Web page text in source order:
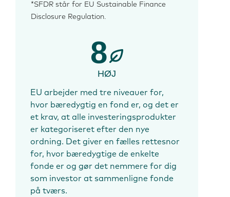
*SFDR står for EU Sustainable Finance
Disclosure Regulation.
8
HØJ
EU arbejder med tre niveauer for,
hvor bæredygtig en fond er, og det er
et krav, at alle investeringsprodukter
er kategoriseret efter den nye
ordning. Det giver en fælles rettesnor
for, hvor bæredygtige de enkelte
fonde er og gør det nemmere for dig
som investor at sammenligne fonde
på tværs.